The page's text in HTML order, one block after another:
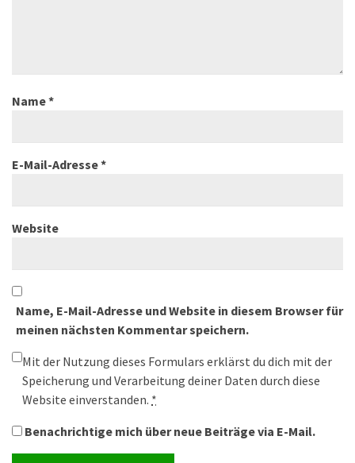
Name*
E-Mail-Adresse*
Website
Name, E-Mail-Adresse und Website in diesem Browser für
meinen nächsten Kommentar speichern.
Mit der Nutzung dieses Formulars erklärst du dich mit der
Speicherung und Verarbeitung deiner Daten durch diese
Website einverstanden. *
Benachrichtige mich über neue Beiträge via E-Mail.